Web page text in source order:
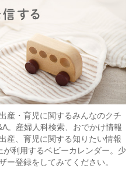
産・育児に関するみんなのクチ
。産婦人科検索、おでかけ情報
産、育児に関する知りたい情報
利用するベビーカレンダー。少
ー登録をしてみてください。